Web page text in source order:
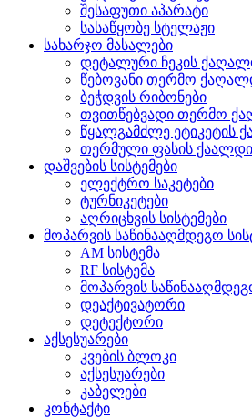
შესაფუთი აპარატი
სასაწყობე სტელაჟი
სახარჯო მასალები
დეტალური ჩეკის
წებოვანი თერმო
ბეჭდვის რიბონები
თვითწებვადი თერმო
წყალგამძლე ეტიკეტის
თერმული ფასის ქაალდი
დაშვების სისტემები
ელექტრო საკეტები
ტურნიკეტები
აღრიცხვის სისტემები
მოპარვის საწინააღმდეგო
AM სისტემა
RF სისტემა
მოპარვის
დეაქტივატორი
დეტექტორი
აქსესუარები
კვების ბლოკი
აქსესუარები
კაბელები
კონტაქტი